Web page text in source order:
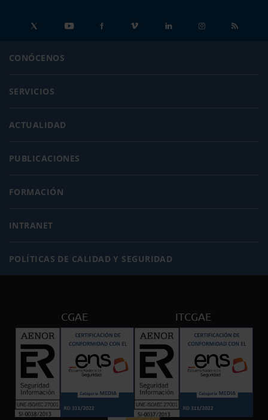
CONÓCENOS
SERVICIOS
ACTUALIDAD
PUBLICACIONES
FORMACIÓN
INTRANET
POLÍTICAS DE CALIDAD Y SEGURIDAD
CGAE ITCGAE